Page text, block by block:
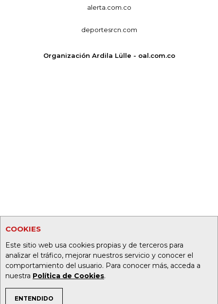
COOKIES
Este sitio web usa cookies propias y de terceros para
analizar el tráfico, mejorar nuestros servicio y conocer el
comportamiento del usuario. Para conocer más, acceda a
nuestra Política de Cookies.
ENTENDIDO
alerta.com.co
deportesrcn.com
Organización Ardila Lülle - oal.com.co